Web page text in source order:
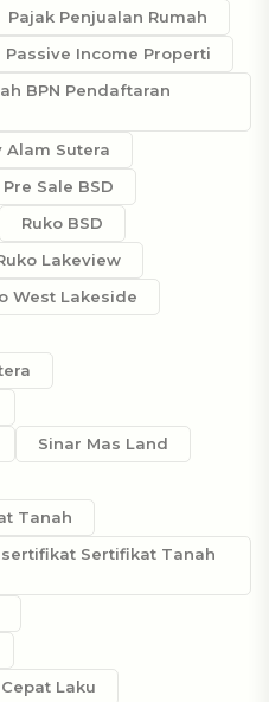
Pajak Penjualan Rumah
Passive Income Properti
BPN Pendaftaran
Alam Sutera
Pre Sale BSD
Ruko BSD
Lakeview
West Lakeside
Sinar Mas Land
Tanah
Sertifikat Tanah
Laku